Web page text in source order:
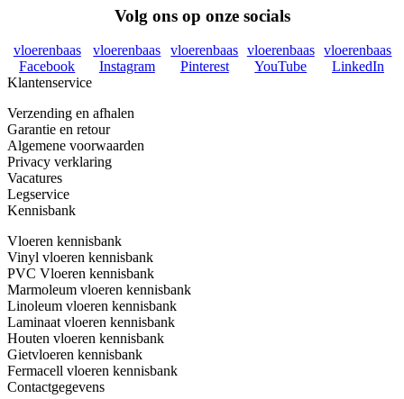
Volg ons op onze socials
vloerenbaas
Facebook
vloerenbaas
Instagram
vloerenbaas
Pinterest
vloerenbaas
YouTube
vloerenbaas
LinkedIn
Klantenservice
Verzending en afhalen
Garantie en retour
Algemene voorwaarden
Privacy verklaring
Vacatures
Legservice
Kennisbank
Vloeren kennisbank
Vinyl vloeren kennisbank
PVC Vloeren kennisbank
Marmoleum vloeren kennisbank
Linoleum vloeren kennisbank
Laminaat vloeren kennisbank
Houten vloeren kennisbank
Gietvloeren kennisbank
Fermacell vloeren kennisbank
Contactgegevens